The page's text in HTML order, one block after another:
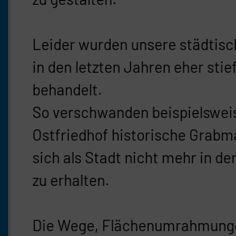
Leider wurden unsere
in den letzten Jahren eher
behandelt.
So verschwanden
Ostfriedhof historische
sich als Stadt nicht mehr in
zu erhalten.
Die Wege,